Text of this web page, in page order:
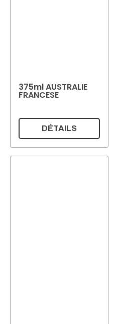
375ml AUSTRALIE
FRANCESE
DÉTAILS